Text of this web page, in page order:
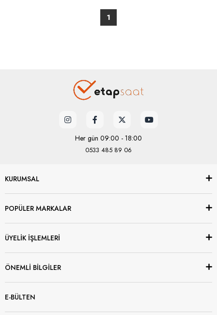
1
Her gün 09:00 - 18:00
0533 485 89 06
KURUMSAL
POPÜLER MARKALAR
ÜYELİK İŞLEMLERİ
ÖNEMLİ BİLGİLER
E-BÜLTEN